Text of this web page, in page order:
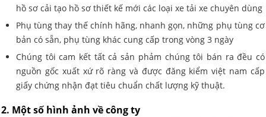
hồ sơ cải tạo hồ sơ thiết kế mới các loại xe tải xe chuyên dùng
Phụ tùng thay thế chính hãng, nhanh gọn, những phụ tùng cơ
bản có sẵn, phụ tùng khác cung cấp trong vòng 3 ngày
Chúng tôi cam kết tất cả sản phảm chúng tôi bán ra đều có
nguồn gốc xuất xứ rõ ràng và được đăng kiểm việt nam cấp
giấy chứng nhận đạt tiêu chuẩn chất lượng kỹ thuật.
2. Một số hình ảnh về công ty